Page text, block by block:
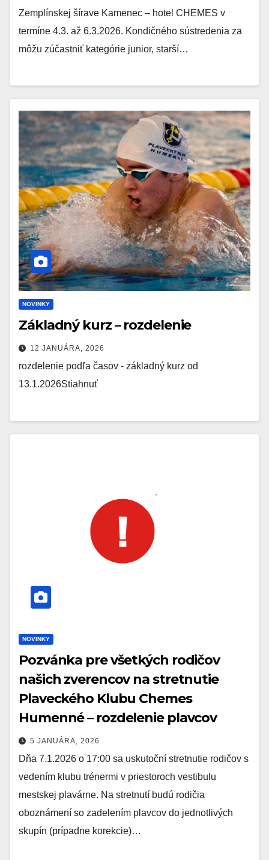
Zemplínskej šírave Kamenec – hotel CHEMES v
termíne 4.3. až 6.3.2026. Kondičného sústredenia za
môžu zúčastniť kategórie junior, starší…
NOVINKY
Základný kurz – rozdelenie
12 JANUÁRA, 2026
rozdelenie podľa časov - základný kurz od
13.1.2026Stiahnuť
NOVINKY
Pozvánka pre všetkých rodičov
našich zverencov na stretnutie
Plaveckého Klubu Chemes
Humenné – rozdelenie plavcov
5 JANUÁRA, 2026
Dňa 7.1.2026 o 17:00 sa uskutoční stretnutie rodičov s
vedením klubu trénermi v priestoroch vestibulu
mestskej plavárne. Na stretnutí budú rodičia
oboznámení so zadelením plavcov do jednotlivých
skupín (prípadne korekcie)…